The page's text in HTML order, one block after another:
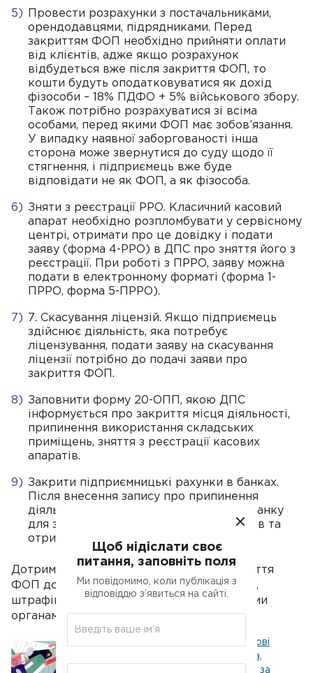
Провести розрахунки з постачальниками,
орендодавцями, підрядниками. Перед
закриттям ФОП необхідно прийняти оплати
від клієнтів, адже якщо розрахунок
відбудеться вже після закриття ФОП, то
кошти будуть оподатковуватися як дохід
фізособи – 18% ПДФО + 5% військового збору.
Також потрібно розрахуватися зі всіма
особами, перед якими ФОП має зобов’язання.
У випадку наявної заборгованості інша
сторона може звернутися до суду щодо її
стягнення, і підприємець вже буде
відповідати не як ФОП, а як фізособа.
Зняти з реєстрації РРО. Класичний касовий
апарат необхідно розпломбувати у сервісному
центрі, отримати про це довідку і подати
заяву (форма 4-РРО) в ДПС про зняття його з
реєстрації. При роботі з ПРРО, заяву можна
подати в електронному форматі (форма 1-
ПРРО, форма 5-ПРРО).
7. Скасування ліцензій. Якщо підприємець
здійснює діяльність, яка потребує
ліцензування, подати заяву на скасування
ліцензії потрібно до подачі заяви про
закриття ФОП.
Заповнити форму 20-ОПП, якою ДПС
інформується про закриття місця діяльності,
припинення використання складських
приміщень, зняття з реєстрації касових
апаратів.
Закрити підприємницькі рахунки в банках.
Після внесення запису про припинення
діяльності ФОП варто звернутися до банку
для закриття підприємницьких рахунків та
отримання виписок.
Дотримання всіх етапів процедури закриття
ФОП допоможе уникнути зайвих проблем,
штрафів та непорозумінь з контролюючими
органами в майбутньому.
Оплата за IBAN, РРО та податкові
наслідки: як визначити дату чека,
податкової накладної та доходу за
Щоб нідіслати своє
питання, заповніть поля
Ми повідомимо, коли публікація з
відповіддю з’явиться на сайті.